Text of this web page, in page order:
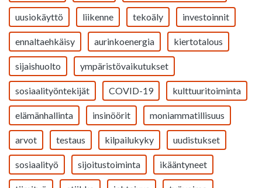
uusiokäyttö liikenne tekoäly investoinnit
ennaltaehkäisy aurinkoenergia kiertotalous
sijaishuolto ympäristövaikutukset
sosiaalityöntekijät COVID-19 kulttuuritoiminta
elämänhallinta insinöörit moniammatillisuus
arvot testaus kilpailukyky uudistukset
sosiaalityö sijoitustoiminta ikääntyneet